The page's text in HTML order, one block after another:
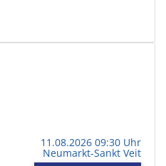
11.08.2026 09:30 Uhr
Neumarkt-Sankt Veit